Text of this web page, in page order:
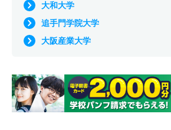
大和大学
追手門学院大学
大阪産業大学